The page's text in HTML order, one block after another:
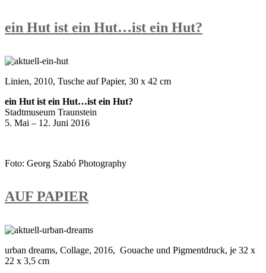
ein Hut ist ein Hut…ist ein Hut?
Linien, 2010, Tusche auf Papier, 30 x 42 cm
ein Hut ist ein Hut…ist ein Hut?
Stadtmuseum Traunstein
5. Mai – 12. Juni 2016
Foto: Georg Szabó Photography
AUF PAPIER
urban dreams, Collage, 2016, Gouache und Pigmentdruck, je 32 x
22 x 3,5 cm